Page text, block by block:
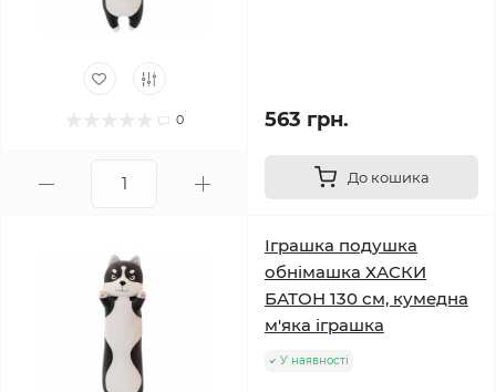
0 563 грн.
До кошика
Іграшка подушка
обнімашка ХАСКИ
БАТОН 130 см, кумедна
м'яка іграшка
У наявності